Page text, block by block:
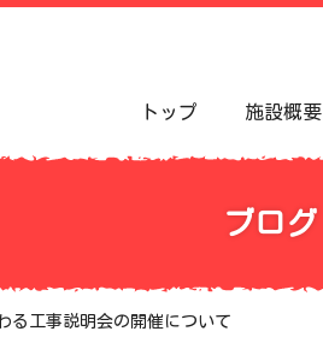
トップ 施設概要
ブログ
る工事説明会の開催について